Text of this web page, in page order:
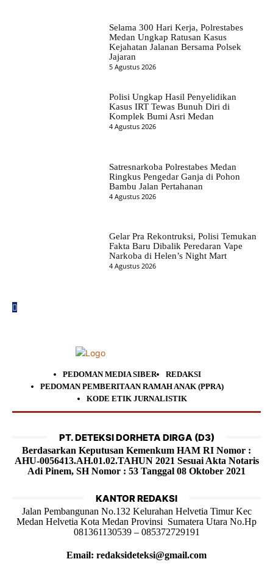
Selama 300 Hari Kerja, Polrestabes
Medan Ungkap Ratusan Kasus
Kejahatan Jalanan Bersama Polsek
Jajaran
5 Agustus 2026
Polisi Ungkap Hasil Penyelidikan
Kasus IRT Tewas Bunuh Diri di
Komplek Bumi Asri Medan
4 Agustus 2026
Satresnarkoba Polrestabes Medan
Ringkus Pengedar Ganja di Pohon
Bambu Jalan Pertahanan
4 Agustus 2026
Gelar Pra Rekontruksi, Polisi Temukan
Fakta Baru Dibalik Peredaran Vape
Narkoba di Helen’s Night Mart
4 Agustus 2026
PEDOMAN MEDIA SIBER
REDAKSI
PEDOMAN PEMBERITAAN RAMAH ANAK (PPRA)
KODE ETIK JURNALISTIK
PT. DETEKSI DORHETA DIRGA (D3)
Berdasarkan Keputusan Kemenkum HAM RI Nomor :
AHU-0056413.AH.01.02.TAHUN 2021 Sesuai Akta Notaris
Adi Pinem, SH Nomor : 53 Tanggal 08 Oktober 2021
KANTOR REDAKSI
Jalan Pembangunan No.132 Kelurahan Helvetia Timur Kec
Medan Helvetia Kota Medan Provinsi Sumatera Utara No.Hp
081361130539 – 085372729191
Email: redaksideteksi@gmail.com